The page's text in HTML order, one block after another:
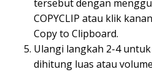
tersebut dengan
COPYCLIP atau klik
Copy to Clipboard.
Ulangi langkah 2-4
dihitung luas atau